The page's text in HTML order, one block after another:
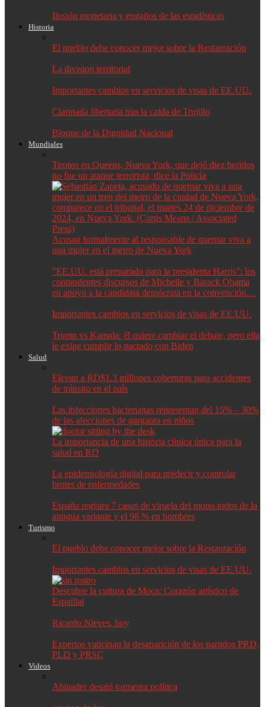
Ilusión monetaria y engaños de las estadísticas
Historia
El pueblo debe conocer mejor sobre la Restauración
La division territorial
Importantes cambios en servicios de visas de EE.UU.
Clarinada libertaria tras la caída de Trujillo
Bloque de la Dignidad Nacional
Mundiales
Tiroteo en Queens, Nueva York, que dejó diez heridos
no fue un ataque terrorista, dice la Policía
Acusan formalmente al responsable de quemar viva a
una mujer en el metro de Nueva York
"EE.UU. está preparado para la presidenta Harris": los
contundentes discursos de Michelle y Barack Obama
en apoyo a la candidata demócrata en la convención…
Importantes cambios en servicios de visas de EE.UU.
Trump vs Kamala: él quiere cambiar el debate, pero ella
le exige cumplir lo pactado con Biden
Salud
Elevan a RD$1.3 millones coberturas para accidentes
de tránsito en el país
Las infecciones bacterianas representan del 15% – 30%
de las afecciones de garganta en niños
La importancia de una historia clínica única para la
salud en RD
La epidemiología digital para predecir y controlar
brotes de enfermedades
España registra 7 casos de viruela del mono todos de la
antigua variante y el 98 % en hombres
Turismo
El pueblo debe conocer mejor sobre la Restauración
Importantes cambios en servicios de visas de EE.UU.
Descubre la cultura de Moca: Corazón artístico de
Espaillat
Ricardo Nieves. hoy
Expertos vaticinan la desaparición de los partidos PRD,
PLD y PRSC
Videos
Abinader desató tormenta política